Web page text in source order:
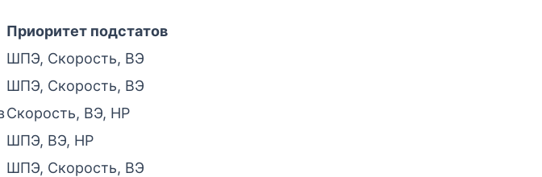
Приоритет подстатов
ШПЭ, Скорость, ВЭ
ШПЭ, Скорость, ВЭ
Скорость, ВЭ, HP
ШПЭ, ВЭ, HP
ШПЭ, Скорость, ВЭ